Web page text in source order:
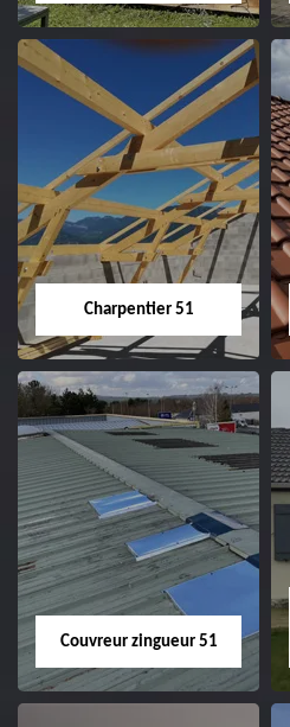
Entreprise de
couverture 51
Charpentier 51
Charpentier 51
Couvreur zingueur 51